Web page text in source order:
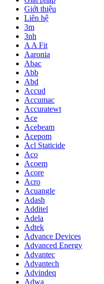
Giới thiệu
Liên hệ
3m
3nh
A A Fit
Aaronia
Abac
Abb
Abd
Accud
Accumac
Accuratewt
Ace
Acebeam
Acepom
Acl Staticide
Aco
Acoem
Acore
Acro
Acuangle
Adash
Additel
Adela
Adtek
Advance Devices
Advanced Energy
Advantec
Advantech
Advindeq
Adwa